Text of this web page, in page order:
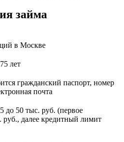
займа
в Москве
лет
гражданский паспорт, номер
почта
до 50 тыс. руб. (первое
руб., далее кредитный лимит